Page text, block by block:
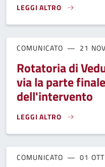
LEGGI ALTRO
FINANZIAMENTO
COMUNICATO 21
Rotatoria di
via la parte finale
dell'intervento
LEGGI ALTRO
ROTATORIA DI VEDUTE,
COMUNICATO 01